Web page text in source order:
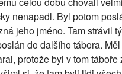
nenapadl. Byl potom
jeho jméno. Tam strávil
do dalšího tábora.
protože byl v tom